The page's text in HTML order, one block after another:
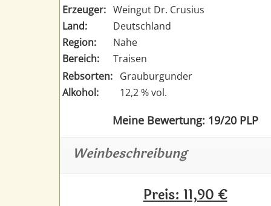
Erzeuger: Weingut Dr. Crusius
Land:
Deutschland
Region:
Nahe
Bereich:
Traisen
Rebsorten: Grauburgunder
Alkohol:
12,2 % vol.
Meine Bewertung: 19/20 PLP
Weinbeschreibung
Preis: 11,90 €